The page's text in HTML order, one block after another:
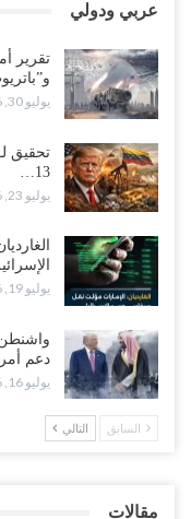
أغسطس 2, 2026
“تعز“| غضب شعبي يشلّ
الاستراتيجية بالانفجار من
أغسطس 2, 2026
“حضرموت“| الانتقالي
وتلميحات إماراتية إلى
مع اختفاء وزيرة
تعصف بحكومة عدن..!
عقب محاولة انسحابه من
مساعدي الحجوري..!
أغسطس 1, 2026
عربي ودولي
تقرير
يوليو 30, 2026
تحقيق
13…
يوليو 23, 2026
يوليو 19, 2026
واشنطن
دعم
يوليو 16, 2026
السابق التالي
مقالات